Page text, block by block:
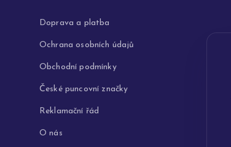
Doprava a platba
Ochrana osobních údajů
Obchodní podmínky
České puncovní značky
Reklamační řád
O nás